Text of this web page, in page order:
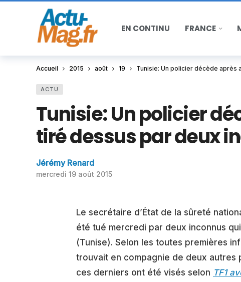
EN CONTINU FRANCE
Accueil 2015 août 19 Tunisie: Un policier décède après
ACTU
Tunisie: Un policier
tiré dessus par deux
Jérémy Renard
mercredi 19 août 2015
Le secrétaire d’État de la sûreté
été tué mercredi par deux inconnus
(Tunise). Selon les toutes premières
trouvait en compagnie de deux autres
ces derniers ont été visés selon TF1